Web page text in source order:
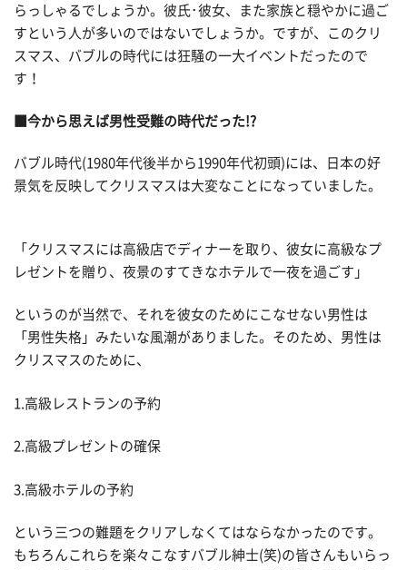
らっしゃるでしょうか。彼氏･彼女、また家族と穏やかに過ご
すという人が多いのではないでしょうか。ですが、このクリ
スマス、バブルの時代には狂騒の一大イベントだったので
す！
■今から思えば男性受難の時代だった!?
バブル時代(1980年代後半から1990年代初頭)には、日本の好
景気を反映してクリスマスは大変なことになっていました。
「クリスマスには高級店でディナーを取り、彼女に高級なプ
レゼントを贈り、夜景のすてきなホテルで一夜を過ごす」
というのが当然で、それを彼女のためにこなせない男性は
「男性失格」みたいな風潮がありました。そのため、男性は
クリスマスのために、
1.高級レストランの予約
2.高級プレゼントの確保
3.高級ホテルの予約
という三つの難題をクリアしなくてはならなかったのです。
もちろんこれらを楽々こなすバブル紳士(笑)の皆さんもいらっ